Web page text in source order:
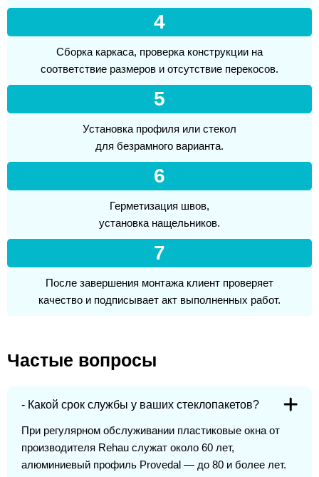
4
Сборка каркаса, проверка конструкции на
соответствие размеров и отсутствие перекосов.
5
Установка профиля или стекол
для безрамного варианта.
6
Герметизация швов,
установка нащельников.
7
После завершения монтажа клиент проверяет
качество и подписывает акт выполненных работ.
Частые вопросы
- Какой срок службы у ваших стеклопакетов?
При регулярном обслуживании пластиковые окна от
производителя Rehau служат около 60 лет,
алюминиевый профиль Provedal — до 80 и более лет.